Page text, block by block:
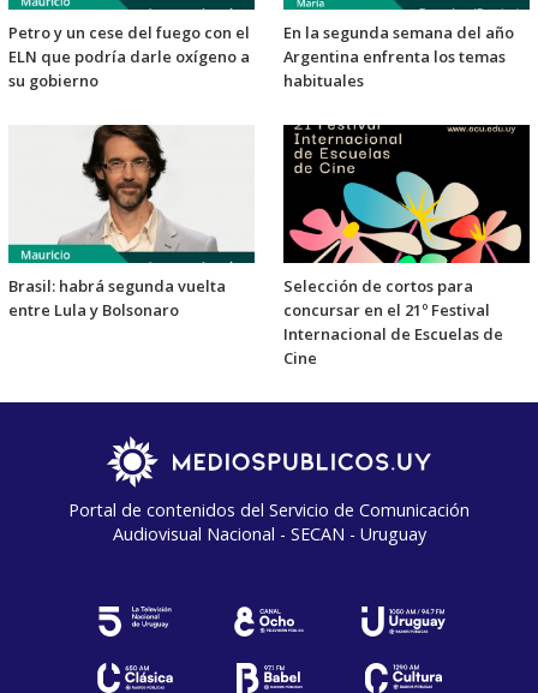
Petro y un cese del fuego con el
ELN que podría darle oxígeno a
su gobierno
En la segunda semana del año
Argentina enfrenta los temas
habituales
Brasil: habrá segunda vuelta
entre Lula y Bolsonaro
Selección de cortos para
concursar en el 21º Festival
Internacional de Escuelas de
Cine
Portal de contenidos del Servicio de Comunicación
Audiovisual Nacional - SECAN - Uruguay